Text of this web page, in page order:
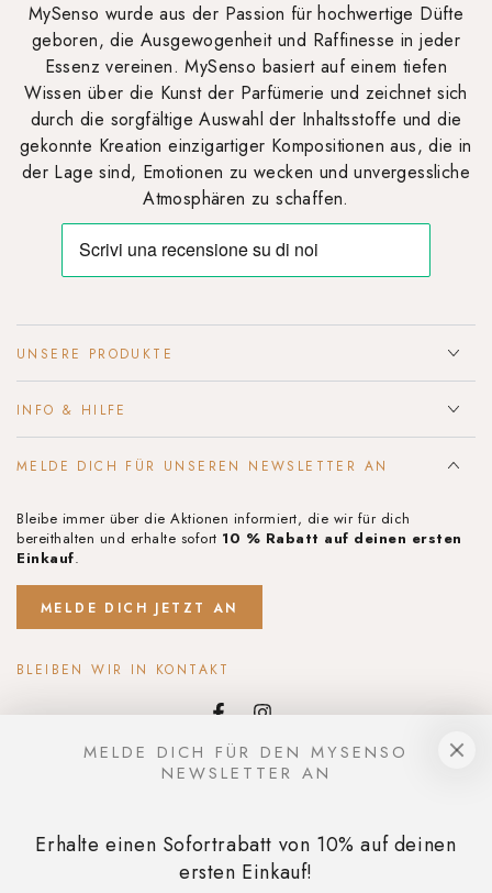
MySenso wurde aus der Passion für hochwertige Düfte
geboren, die Ausgewogenheit und Raffinesse in jeder
Essenz vereinen. MySenso basiert auf einem tiefen
Wissen über die Kunst der Parfümerie und zeichnet sich
durch die sorgfältige Auswahl der Inhaltsstoffe und die
gekonnte Kreation einzigartiger Kompositionen aus, die in
der Lage sind, Emotionen zu wecken und unvergessliche
Atmosphären zu schaffen.
UNSERE PRODUKTE
INFO & HILFE
MELDE DICH FÜR UNSEREN NEWSLETTER AN
Bleibe immer über die Aktionen informiert, die wir für dich
bereithalten und erhalte sofort 10 % Rabatt auf deinen ersten
Einkauf.
MELDE DICH JETZT AN
BLEIBEN WIR IN KONTAKT
Sprache
Deutsch
MELDE DICH FÜR DEN MYSENSO
NEWSLETTER AN
Erhalte einen Sofortrabatt von 10% auf deinen
ersten Einkauf!